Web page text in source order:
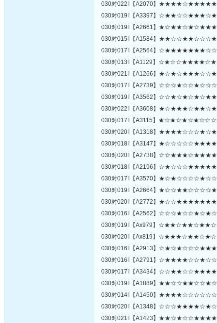
030对022‖【A2070】
030对019‖【A3397】
030对019‖【A2661】
030对015‖【A1584】
030对017‖【A2564】
030对013‖【A1129】
030对021‖【A1266】
030对017‖【A2739】
030对019‖【A3562】
030对022‖【A3608】
030对017‖【A3115】
030对020‖【A1318】
030对018‖【A3147】
030对020‖【A2738】
030对018‖【A2196】
030对017‖【A3570】
030对019‖【A2664】
030对020‖【A2772】
030对016‖【A2562】
030对019‖【Ax979】
030对020‖【Ax819】
030对016‖【A2913】
030对016‖【A2791】
030对017‖【A3434】
030对019‖【A1889】
030对014‖【A1450】
030对020‖【A1348】
030对021‖【A1423】